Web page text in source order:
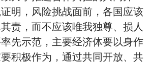
明，风险挑战面前，各国应该
责，而不应该唯我独尊、损人
先示范，主要经济体要以身作
积极作为，通过共同开放、共